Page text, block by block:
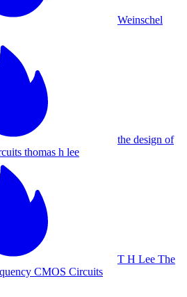
Weinschel
the design of
thomas h lee
T H Lee The
CMOS Circuits